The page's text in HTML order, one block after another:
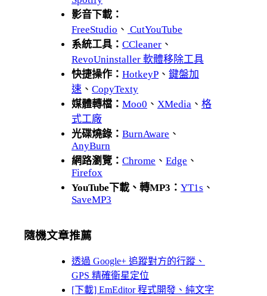
影音下載：
FreeStudio 、 CutYouTube
系統工具： CCleaner 、
RevoUninstaller 軟體移除工具
快捷操作： HotkeyP 、 鍵盤加
速 、 CopyTexty
媒體轉檔： Moo0 、 XMedia 、 格
式工廠
光碟燒錄： BurnAware 、
AnyBurn
網路瀏覽： Chrome 、 Edge 、
Firefox
YouTube下載、轉MP3： YT1s 、
SaveMP3
隨機文章推薦
透過 Google+ 追蹤對方的行蹤、
GPS 精確衛星定位
[下載] EmEditor 程式開發、純文字